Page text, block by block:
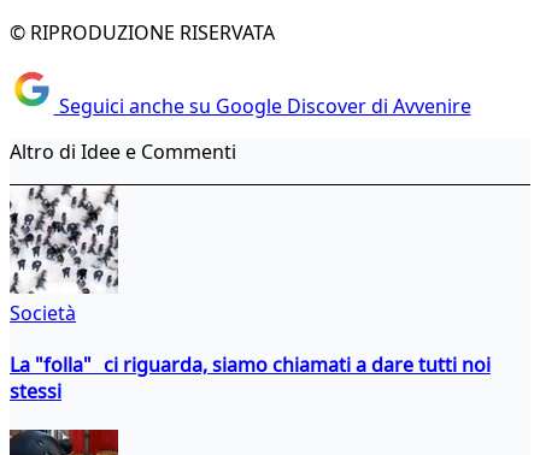
© RIPRODUZIONE RISERVATA
Seguici anche su Google Discover di Avvenire
Altro di Idee e Commenti
Società
La "folla" ci riguarda, siamo chiamati a dare tutti noi
stessi